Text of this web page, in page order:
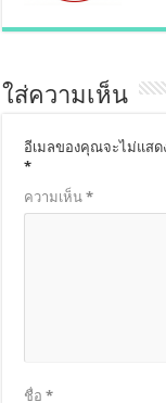
ใส่ความเห็น
อีเมลของคุณจะไม่แส
*
ความเห็น*
ชื่อ*